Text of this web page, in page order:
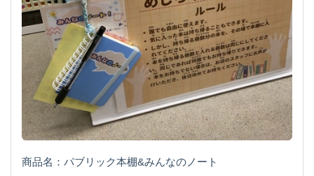
商品名：パブリック本棚&みんなのノート